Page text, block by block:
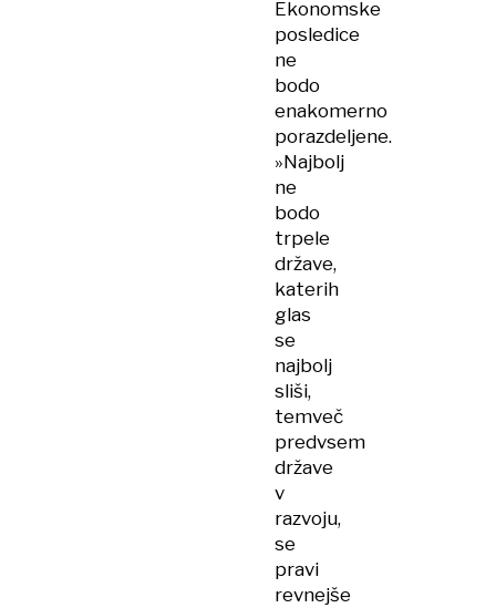
Ekonomske
posledice
ne
bodo
enakomerno
porazdeljene.
»Najbolj
ne
bodo
trpele
države,
katerih
glas
se
najbolj
sliši,
temveč
predvsem
države
v
razvoju,
se
pravi
revnejše